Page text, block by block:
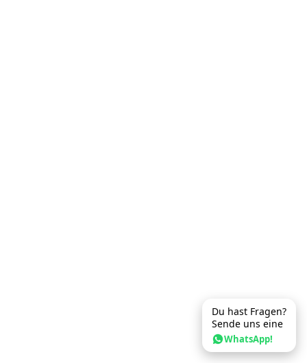
Du hast Fragen?
Sende uns eine
WhatsApp!